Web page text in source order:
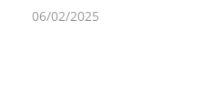
06/02/2025